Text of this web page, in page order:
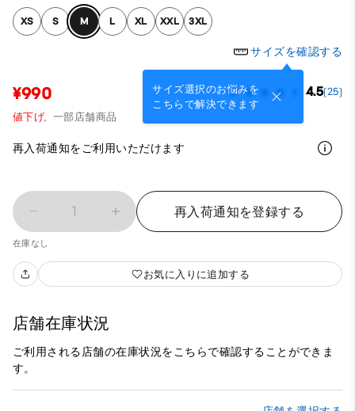
XS S M L XL XXL 3XL
サイズを確認する
サイズ選択のお悩みを
こちらで解決できます
¥990 4.5(25)
値下げ, 一部店舗商品
再入荷通知をご利用いただけます
1 再入荷通知を登録する
在庫なし
お気に入りに追加する
店舗在庫状況
ご利用される店舗の在庫状況をこちらで確認することができま
す。